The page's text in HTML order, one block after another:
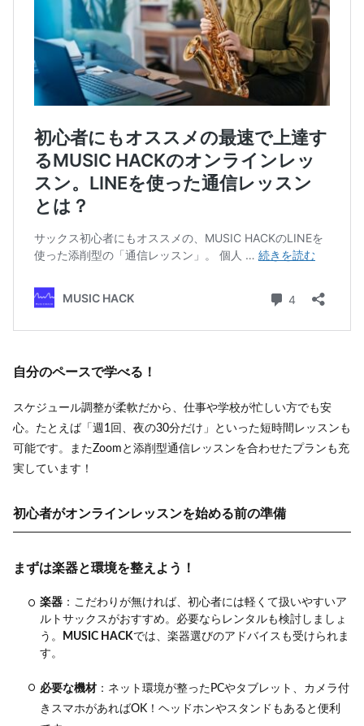
自分のペースで学べる！
スケジュール調整が柔軟だから、仕事や学校が忙しい方でも安
心。たとえば「週1回、夜の30分だけ」といった短時間レッスンも
可能です。またZoomと添削型通信レッスンを合わせたプランも充
実しています！
初心者がオンラインレッスンを始める前の準備
まずは楽器と環境を整えよう！
楽器 ：こだわりが無ければ、初心者には軽くて扱いやすいア
ルトサックスがおすすめ。必要ならレンタルも検討しましょ
う。
MUSIC HACKでは、楽器選びのアドバイスも受けられま
す。
必要な機材 ：ネット環境が整ったPCやタブレット、カメラ付
きスマホがあればOK！ヘッドホンやスタンドもあると便利